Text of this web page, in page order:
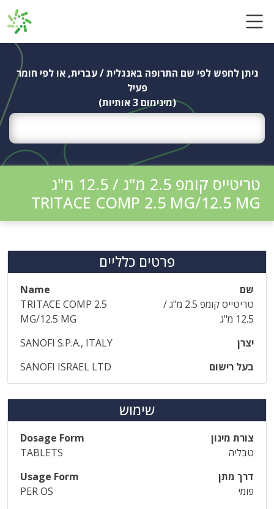
ניתן לחפש לפי שם התרופה באנגלית / עברית, או לפי חומר
פעיל
(מינימום 3 אותיות)
טריטייס קומפ 2.5 מ"ג / 12.5 מ"ג
TRITACE COMP 2.5 MG/12.5 MG
פרטים כלליים
שם
Name
טריטייס קומפ 2.5 מ"ג /
12.5 מ"ג
TRITACE COMP 2.5
MG/12.5 MG
יצרן
SANOFI S.P.A., ITALY
בעל רישום
SANOFI ISRAEL LTD
שימוש
צורת מינון
Dosage Form
טבליה
TABLETS
דרך מתן
Usage Form
פומי
PER OS